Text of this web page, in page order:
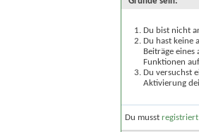
Du bist nicht
Du hast keine
Beiträge
Funktionen
Du versuchst
Aktivierung
Du musst registriert